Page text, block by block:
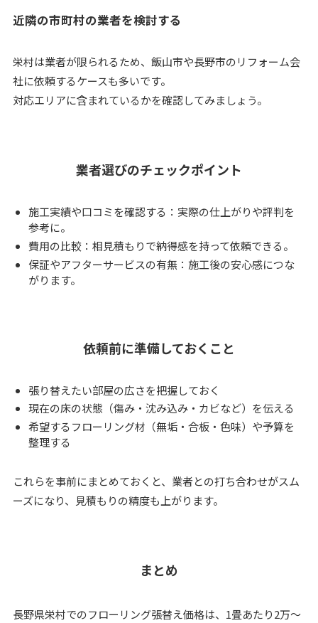
近隣の市町村の業者を検討する
栄村は業者が限られるため、飯山市や長野市のリフォーム会
社に依頼するケースも多いです。
対応エリアに含まれているかを確認してみましょう。
業者選びのチェックポイント
施工実績や口コミを確認する：実際の仕上がりや評判を
参考に。
費用の比較：相見積もりで納得感を持って依頼できる。
保証やアフターサービスの有無：施工後の安心感につな
がります。
依頼前に準備しておくこと
張り替えたい部屋の広さを把握しておく
現在の床の状態（傷み・沈み込み・カビなど）を伝える
希望するフローリング材（無垢・合板・色味）や予算を
整理する
これらを事前にまとめておくと、業者との打ち合わせがスム
ーズになり、見積もりの精度も上がります。
まとめ
長野県栄村でのフローリング張替え価格は、1畳あたり2万〜